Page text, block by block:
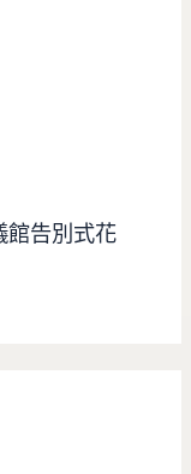
館告別式花